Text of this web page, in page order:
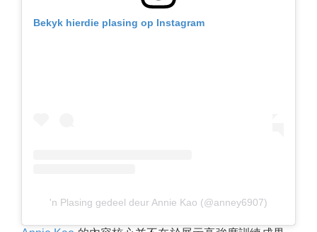
Bekyk hierdie plasing op Instagram
'n Plasing gedeel deur Annie Kao (@anney6907)